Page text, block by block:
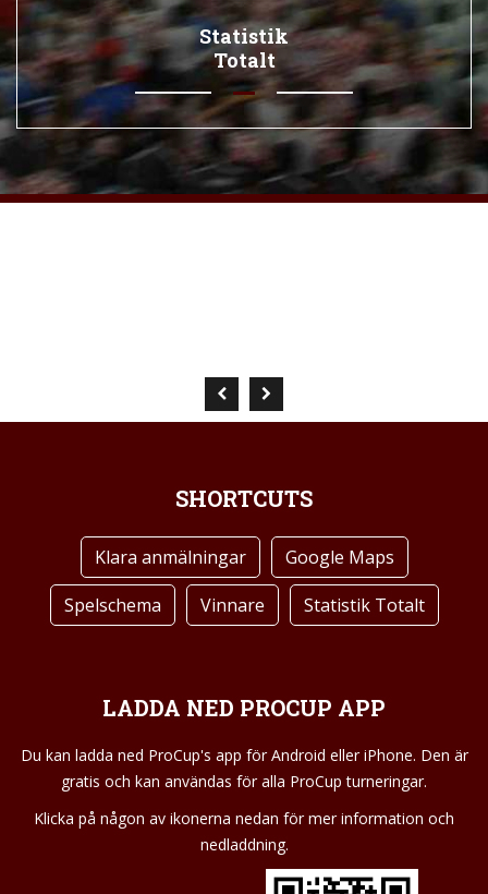
Statistik
Totalt
SHORTCUTS
Klara anmälningar
Google Maps
Spelschema
Vinnare Statistik Totalt
LADDA NED PROCUP APP
Du kan ladda ned ProCup's app för Android eller iPhone. Den är
gratis och kan användas för alla ProCup turneringar.
Klicka på någon av ikonerna nedan för mer information och
nedladdning.